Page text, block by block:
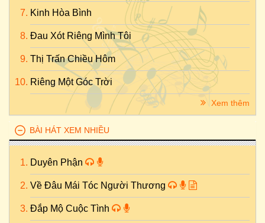
Kinh Hòa Bình
Đau Xót Riêng Mình Tôi
Thị Trấn Chiều Hôm
Riêng Một Góc Trời
Xem thêm
BÀI HÁT XEM NHIỀU
Duyên Phận
Về Đâu Mái Tóc Người Thương
Đắp Mộ Cuộc Tình